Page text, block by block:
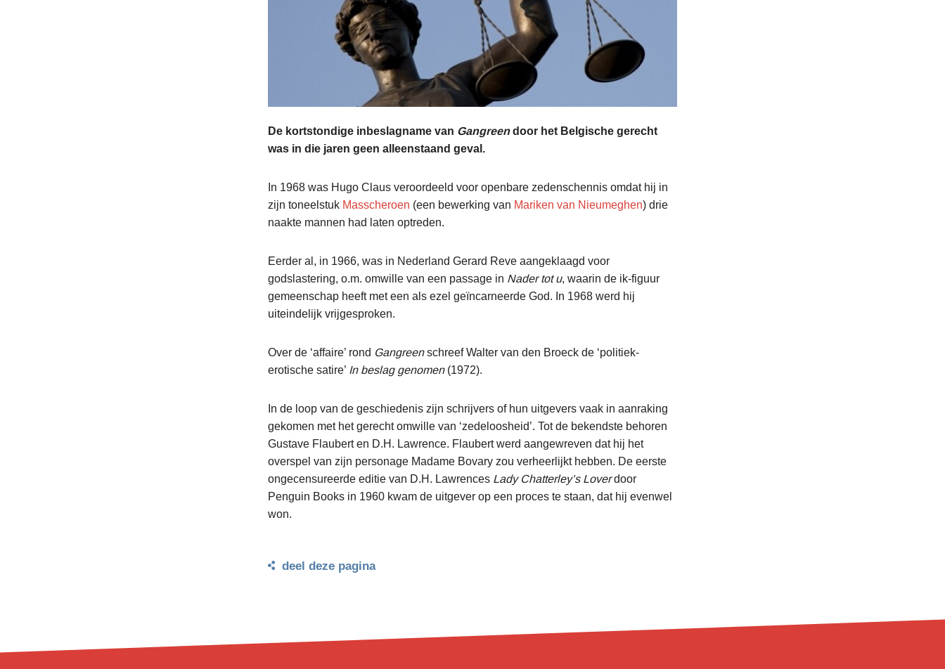
De kortstondige inbeslagname van Gangreendoor het Belgische gerecht
was in die jaren geen alleenstaand geval.
In 1968 was Hugo Claus veroordeeld voor openbare zedenschennis omdat hij in
zijn toneelstuk Masscheroen (een bewerking van Mariken van Nieumeghen) drie
naakte mannen had laten optreden.
Eerder al, in 1966, was in Nederland Gerard Reve aangeklaagd voor
godslastering, o.m. omwille van een passage in Nader tot u, waarin de ik-figuur
gemeenschap heeft met een als ezel geïncarneerde God. In 1968 werd hij
uiteindelijk vrijgesproken.
Over de ‘affaire’ rond Gangreenschreef Walter van den Broeck de ‘politiek-
erotische satire’ In beslag genomen(1972).
In de loop van de geschiedenis zijn schrijvers of hun uitgevers vaak in aanraking
gekomen met het gerecht omwille van ‘zedeloosheid’. Tot de bekendste behoren
Gustave Flaubert en D.H. Lawrence. Flaubert werd aangewreven dat hij het
overspel van zijn personage Madame Bovary zou verheerlijkt hebben. De eerste
ongecensureerde editie van D.H. Lawrences Lady Chatterley’s Loverdoor
Penguin Books in 1960 kwam de uitgever op een proces te staan, dat hij evenwel
won.
deel deze pagina